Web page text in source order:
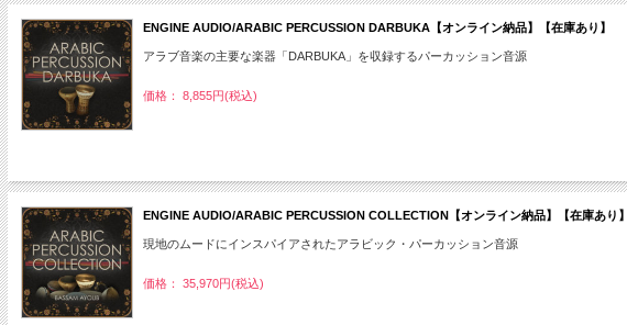
ENGINE AUDIO/ARABIC PERCUSSION DARBUKA【オンライン納品】【在庫あり】
アラブ音楽の主要な楽器「DARBUKA」を収録するパーカッション音源
価格： 8,855円(税込)
ENGINE AUDIO/ARABIC PERCUSSION COLLECTION【オンライン納品】【在庫あり】
現地のムードにインスパイアされたアラビック・パーカッション音源
価格： 35,970円(税込)